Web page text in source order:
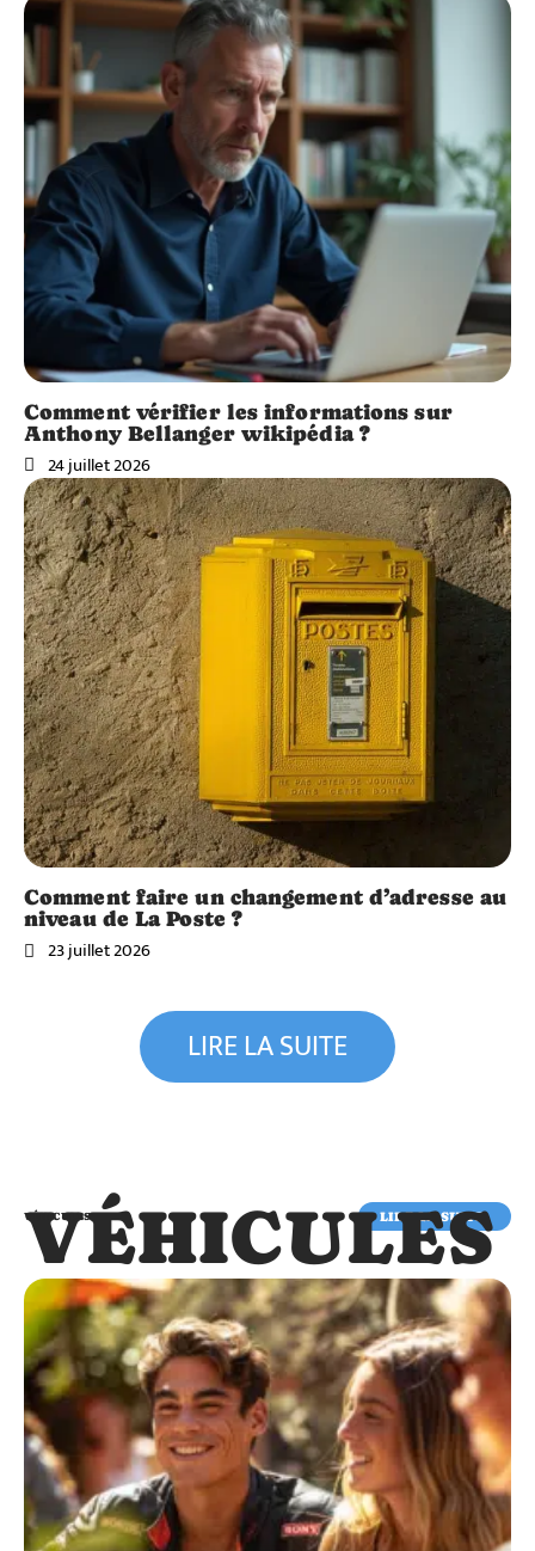
Comment vérifier les informations sur
Anthony Bellanger wikipédia ?
24 juillet 2026
Comment faire un changement d’adresse au
niveau de La Poste ?
23 juillet 2026
LIRE LA SUITE
VÉHICULES
VÉHICULES LIRE LA SUITE